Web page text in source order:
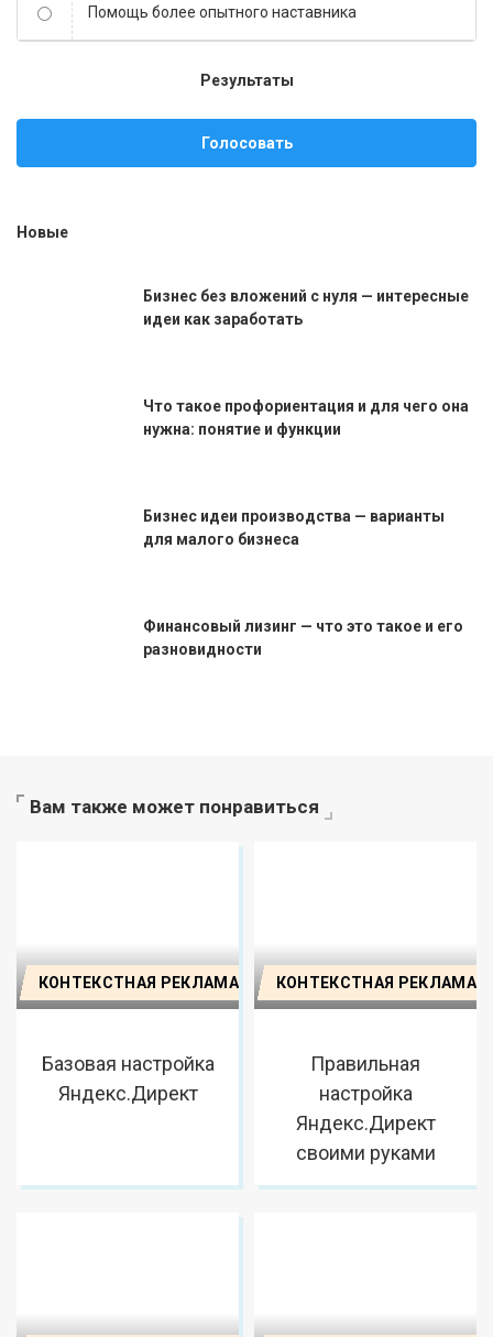
Помощь более опытного наставника
Результаты
Голосовать
Новые
Бизнес без вложений с нуля — интересные
идеи как заработать
Что такое профориентация и для чего она
нужна: понятие и функции
Бизнес идеи производства — варианты
для малого бизнеса
Финансовый лизинг — что это такое и его
разновидности
Вам также может понравиться
КОНТЕКСТНАЯ РЕКЛАМА
Базовая настройка
Яндекс.Директ
КОНТЕКСТНАЯ РЕКЛАМА
Правильная
настройка
Яндекс.Директ
своими руками